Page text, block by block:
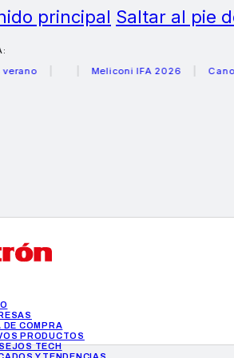
principal Saltar al pie
Meliconi IFA 2026 Canon
DE COMPRA
PRODUCTOS
TECH